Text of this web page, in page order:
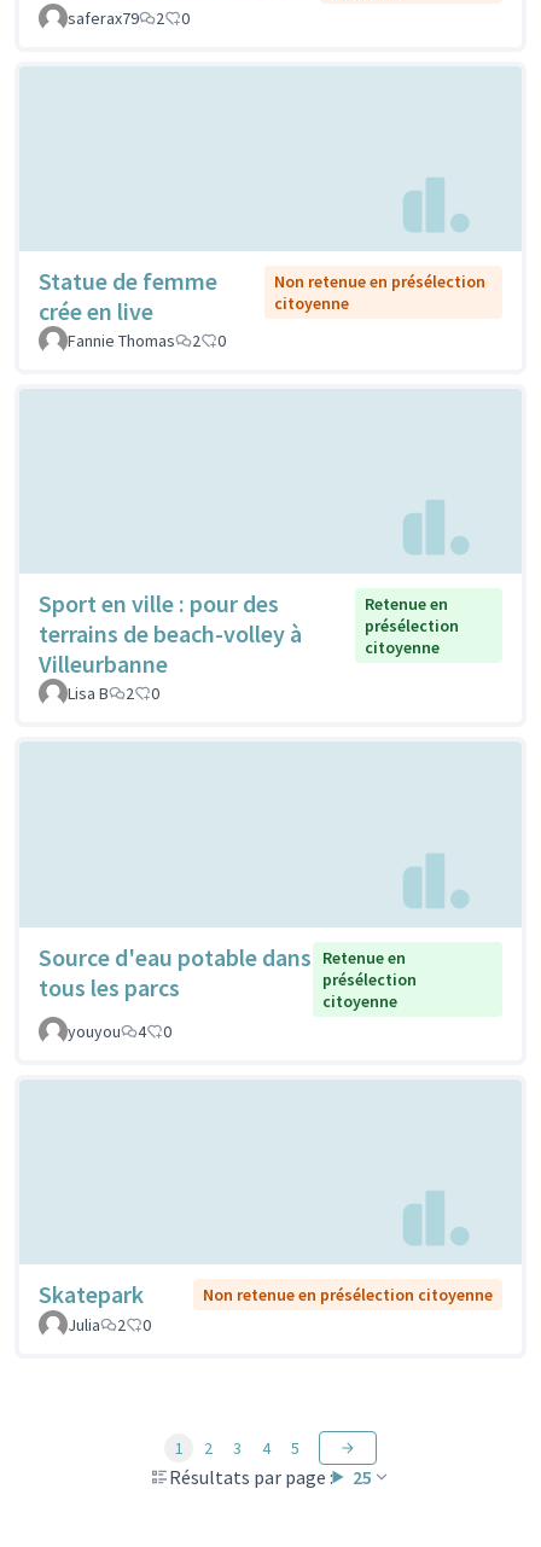
saferax79
2 0
Statue de femme
crée en live
Non retenue en présélection
citoyenne
Fannie Thomas
2 0
Sport en ville : pour des
terrains de beach-volley à
Villeurbanne
Retenue en
présélection
citoyenne
Lisa B 2 0
Source d'eau potable dans
tous les parcs
Retenue en
présélection
citoyenne
youyou
4 0
Skatepark
Non retenue en présélection citoyenne
Julia
2 0
Résultats par page : 25
1 2 3 4 5